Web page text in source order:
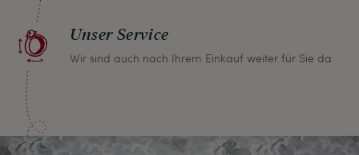
Unser Service
Wir sind auch nach Ihrem Einkauf weiter für Sie da